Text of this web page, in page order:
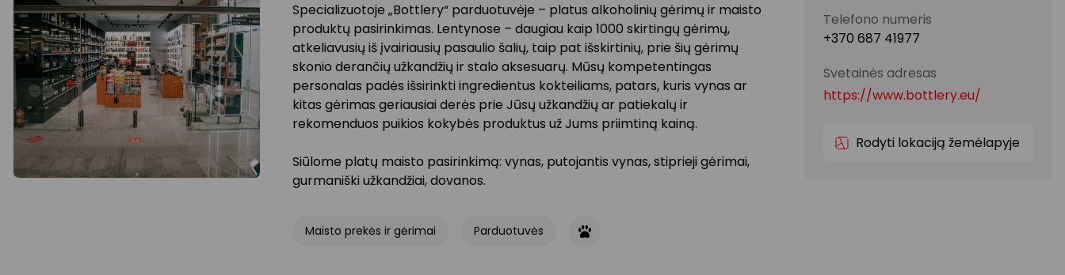
Specializuotoje „Bottlery“ parduotuvėje – platus alkoholinių gėrimų ir maisto
produktų pasirinkimas. Lentynose – daugiau kaip 1000 skirtingų gėrimų,
atkeliavusių iš įvairiausių pasaulio šalių, taip pat išskirtinių, prie šių gėrimų
skonio derančių užkandžių ir stalo aksesuarų. Mūsų kompetentingas
personalas padės išsirinkti ingredientus kokteiliams, patars, kuris vynas ar
kitas gėrimas geriausiai derės prie Jūsų užkandžių ar patiekalų ir
rekomenduos puikios kokybės produktus už Jums priimtiną kainą.
Siūlome platų maisto pasirinkimą: vynas, putojantis vynas, stiprieji gėrimai,
gurmaniški užkandžiai, dovanos.
Maisto prekės ir gėrimai Parduotuvės
Telefono numeris
+370 687 41977
Svetainės adresas
https://www.bottlery.eu/
Rodyti lokaciją žemėlapyje